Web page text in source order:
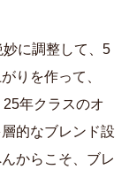
妙に調整して、5
りを作って、
年クラスのオ
的なブレンド設
からこそ、ブレ